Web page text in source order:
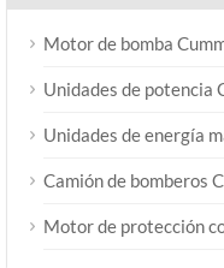
Motor de bomba
Unidades de potencia
Unidades de energía
Camión de bomberos
Motor de protección